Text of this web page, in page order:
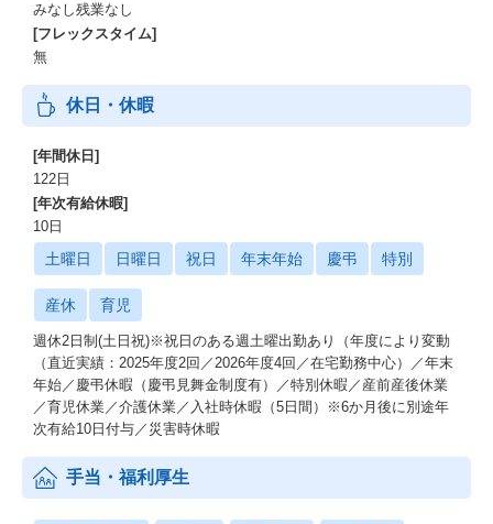
みなし残業なし
[フレックスタイム]
無
休日・休暇
[年間休日]
122日
[年次有給休暇]
10日
土曜日 日曜日 祝日 年末年始 慶弔 特別
産休 育児
週休2日制(土日祝)※祝日のある週土曜出勤あり（年度により変動
（直近実績：2025年度2回／2026年度4回／在宅勤務中心）／年末
年始／慶弔休暇（慶弔見舞金制度有）／特別休暇／産前産後休業
／育児休業／介護休業／入社時休暇（5日間）※6か月後に別途年
次有給10日付与／災害時休暇
手当・福利厚生